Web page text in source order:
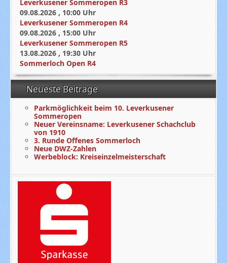
Leverkusener Sommeropen R3
09.08.2026 , 10:00 Uhr
Leverkusener Sommeropen R4
09.08.2026 , 15:00 Uhr
Leverkusener Sommeropen R5
13.08.2026 , 19:30 Uhr
Sommerloch Open R4
Neueste Beiträge
Parkmöglichkeit beim 10. Leverkusener
Sommeropen
Neuer Vereinsname: Leverkusener Schachclub
von 1910
3. Runde Offenes Sommerloch
Neue DWZ-Zahlen
Werbeblock: Kreiseinzelmeisterschaft